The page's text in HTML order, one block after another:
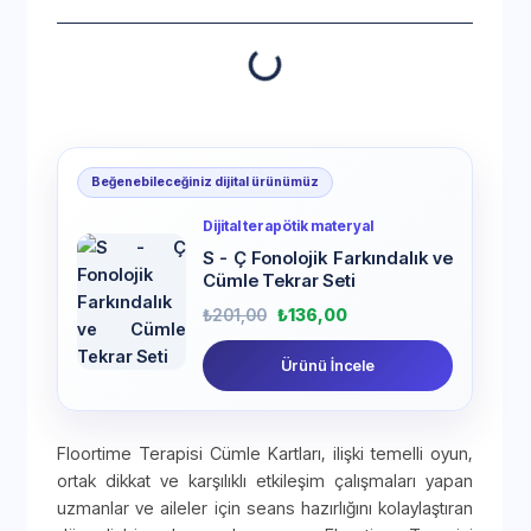
Beğenebileceğiniz dijital ürünümüz
Dijital terapötik materyal
S - Ç Fonolojik Farkındalık ve
Cümle Tekrar Seti
₺201,00 ₺136,00
Ürünü İncele
Floortime Terapisi Cümle Kartları, ilişki temelli oyun,
ortak dikkat ve karşılıklı etkileşim çalışmaları yapan
uzmanlar ve aileler için seans hazırlığını kolaylaştıran